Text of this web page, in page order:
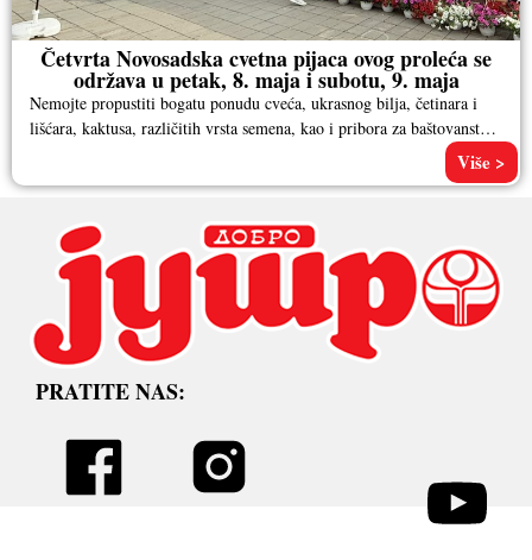
Četvrta Novosadska cvetna pijaca ovog proleća se
održava u petak, 8. maja i subotu, 9. maja
Nemojte propustiti bogatu ponudu cveća, ukrasnog bilja, četinara i
lišćara, kaktusa, različitih vrsta semena, kao i pribora za baštovanstvo.
Više >
PRATITE NAS: